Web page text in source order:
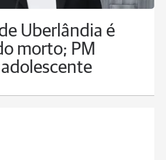
Uberlândia é
morto; PM